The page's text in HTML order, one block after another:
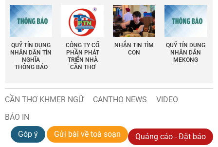
QUỸ TÍN DỤNG
NHÂN DÂN TÍN
NGHĨA
THÔNG BÁO
CÔNG TY CỔ
PHẦN PHÁT
TRIỂN NHÀ
CẦN THƠ
NHẮN TIN TÌM
CON
QUỸ TÍN DỤNG
NHÂN DÂN
MEKONG
CẦN THƠ KHMER NGỮ CANTHO NEWS
VIDEO
BÁO IN
Góp ý
Gửi bài về toà soạn Quảng cáo - Đặt báo